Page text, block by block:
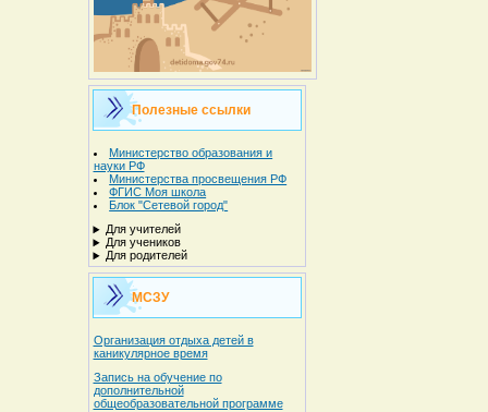
Полезные ссылки
Министерство образования и
науки РФ
Министерства просвещения РФ
ФГИС Моя школа
Блок "Сетевой город"
Для учителей
Для учеников
Для родителей
МСЗУ
Организация отдыха детей в
каникулярное время
Запись на обучение по
дополнительной
общеобразовательной программе